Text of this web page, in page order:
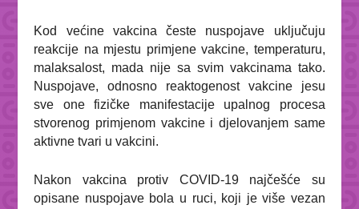
Kod većine vakcina česte nuspojave uključuju
reakcije na mjestu primjene vakcine, temperaturu,
malaksalost, mada nije sa svim vakcinama tako.
Nuspojave, odnosno reaktogenost vakcine jesu
sve one fizičke manifestacije upalnog procesa
stvorenog primjenom vakcine i djelovanjem same
aktivne tvari u vakcini.
Nakon vakcina protiv COVID-19 najčešće su
opisane nuspojave bola u ruci, koji je više vezan